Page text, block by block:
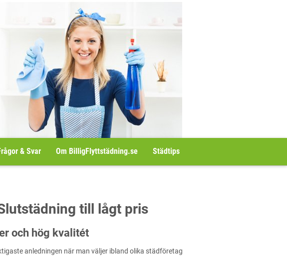
& Svar Om BilligFlyttstädning.se Städtips
till lågt pris
och hög kvalitét
anledningen när man väljer ibland olika städföretag